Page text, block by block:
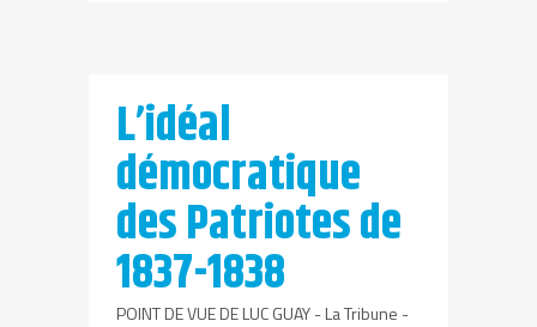
L’idéal
démocratique
des Patriotes de
1837-1838
POINT DE VUE DE LUC GUAY - La Tribune -